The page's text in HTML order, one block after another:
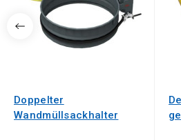
Doppelter
Wandmüllsackhalter